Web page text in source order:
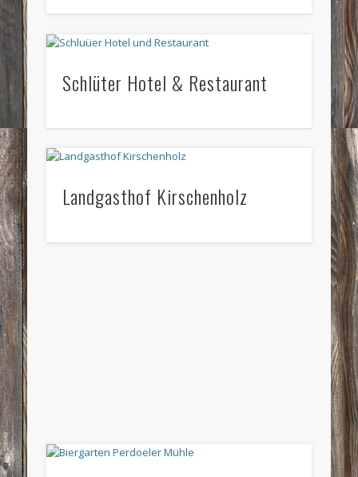
Schlüter Hotel & Restaurant
Landgasthof Kirschenholz